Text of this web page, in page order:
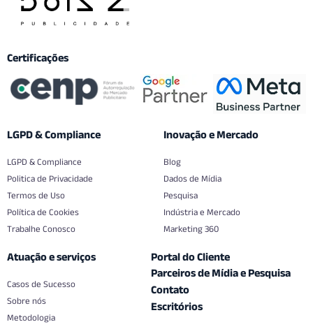
Certificações
LGPD & Compliance
LGPD & Compliance
Politica de Privacidade
Termos de Uso
Política de Cookies
Trabalhe Conosco
Inovação e Mercado
Blog
Dados de Mídia
Pesquisa
Indústria e Mercado
Marketing 360
Atuação e serviços
Casos de Sucesso
Sobre nós
Metodologia
Portal do Cliente
Parceiros de Mídia e Pesquisa
Contato
Escritórios